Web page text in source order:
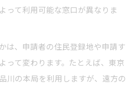
って利用可能な窓口が異なりま
は、申請者の住民登録地や申請す
って変わります。たとえば、東京
川の本局を利用しますが、遠方の